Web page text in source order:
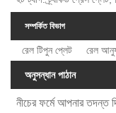
সম্পর্কিত বিভাগ
রেল টিপুন প্লেট রেল
অনুসন্ধান পাঠান
নীচের ফর্মে আপনার তদন্ত